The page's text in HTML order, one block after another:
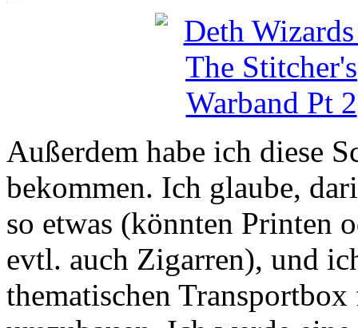
Außerdem habe ich diese
bekommen. Ich glaube,
so etwas (könnten Printen
evtl. auch Zigarren), und
thematischen